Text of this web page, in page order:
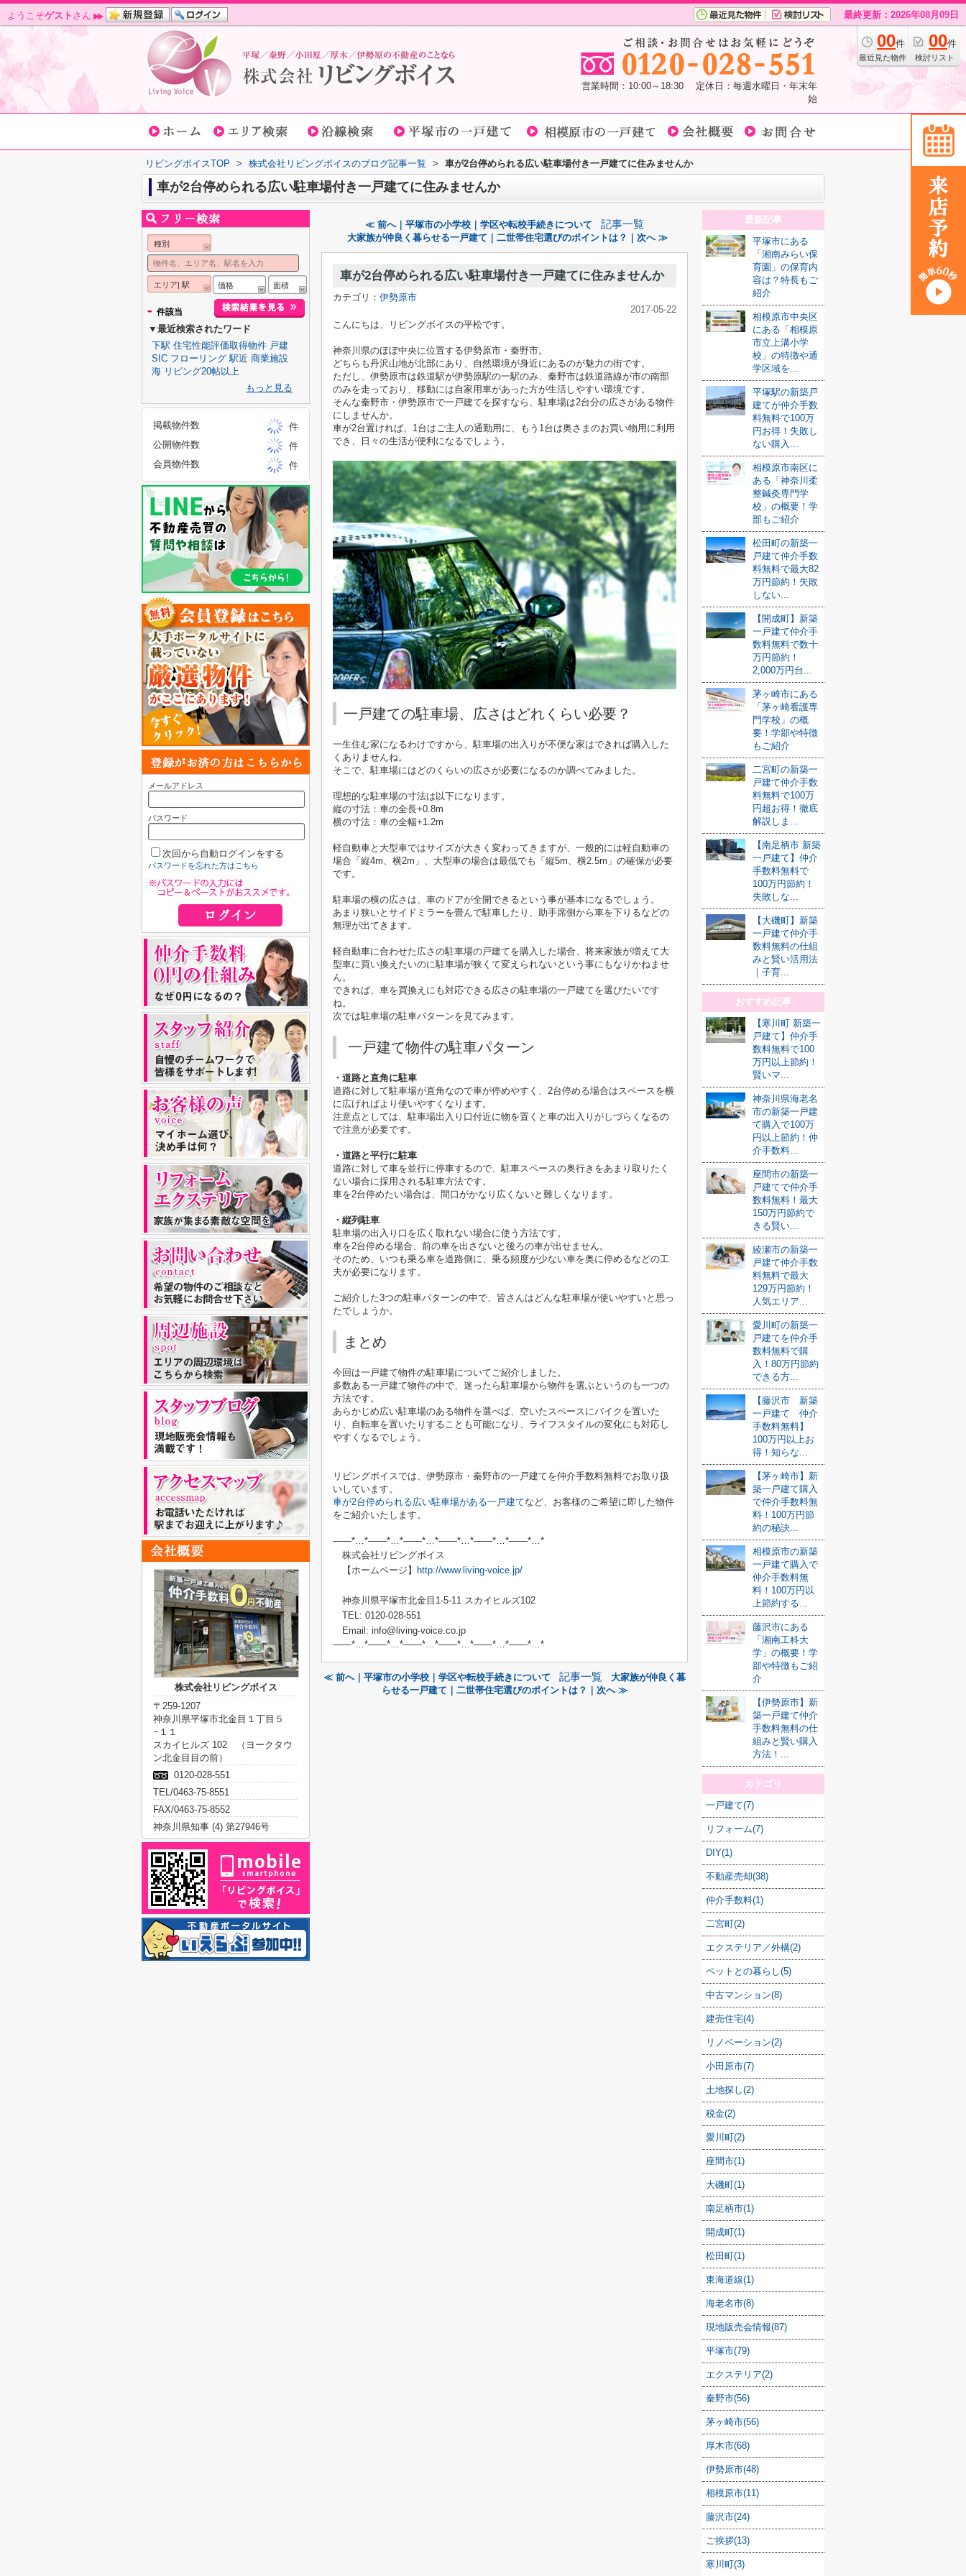
ようこそゲスト さん 最終更新：2026年08月09日
00件
最近見た物件
00件
検討リスト
営業時間：10:00～18:30 定休日：毎週水曜日・年末年
始
リビングボイスTOP > 株式会社リビングボイスのブログ記事一覧 > 車が2台停められる広い駐車場付き一戸建てに住みませんか
車が2台停められる広い駐車場付き一戸建てに住みませんか
≪ 前へ｜平塚市の小学校｜学区や転校手続きについて 記事一覧
大家族が仲良く暮らせる一戸建て｜二世帯住宅選びのポイントは？｜次へ ≫
車が2台停められる広い駐車場付き一戸建てに住みませんか
カテゴリ： 伊勢原市
2017-05-22
こんにちは、リビングボイスの平松です。
神奈川県のほぼ中央に位置する伊勢原市・秦野市。
どちらも丹沢山地が北部にあり、自然環境が身近にあるのが魅力の街です。
ただし、伊勢原市は鉄道駅が伊勢原駅の一駅のみ、秦野市は鉄道路線が市の南部
のみを走っており、移動には自家用車があった方が生活しやすい環境です。
そんな秦野市・伊勢原市で一戸建てを探すなら、駐車場は2台分の広さがある物件
にしませんか。
車が2台置ければ、 1台はご主人の通勤用に、もう 1台は奥さまのお買い物用に利用
でき、日々の生活が便利になるでしょう。
一戸建ての駐車場、広さはどれくらい必要？
一生住む家になるわけですから、駐車場の出入りが不便な家はできれば購入した
くありませんね。
そこで、駐車場にはどのくらいの広さが必要になるのか調べてみました。
理想的な駐車場の寸法は以下になります。
縦の寸法：車の全長+0.8m
横の寸法：車の全幅+1.2m
軽自動車と大型車ではサイズが大きく変わってきますが、一般的には軽自動車の
場合「縦4m、横2m 」、大型車の場合は最低でも「縦5m、横2.5m 」の確保が必要
です。
駐車場の横の広さは、車のドアが全開できるという事が基本になるでしょう。
あまり狭いとサイドミラーを畳んで駐車したり、助手席側から車を下りるなどの
無理が出てきます。
軽自動車に合わせた広さの駐車場の戸建てを購入した場合、将来家族が増えて大
型車に買い換えたいのに駐車場が狭くて変えられないという事にもなりかねませ
ん。
できれば、車を買換えにも対応できる広さの駐車場の一戸建てを選びたいです
ね。
次では駐車場の駐車パターンを見てみます。
一戸建て物件の駐車パターン
・道路と直角に駐車
道路に対して駐車場が直角なので車が停めやすく、 2台停める場合はスペースを横
に広げればより使いやすくなります。
注意点としては、駐車場出入り口付近に物を置くと車の出入りがしづらくなるの
で注意が必要です。
・道路と平行に駐車
道路に対して車を並行に停車するので、駐車スペースの奥行きをあまり取りたく
ない場合に採用される駐車方法です。
車を2台停めたい場合は、間口がかなり広くないと難しくなります。
・縦列駐車
駐車場の出入り口を広く取れない場合に使う方法です。
車を2台停める場合、前の車を出さないと後ろの車が出せません。
そのため、いつも乗る車を道路側に、乗る頻度が少ない車を奥に停めるなどの工
夫が必要になります。
ご紹介した3つの駐車パターンの中で、皆さんはどんな駐車場が使いやすいと思っ
たでしょうか。
まとめ
今回は一戸建て物件の駐車場についてご紹介しました。
多数ある一戸建て物件の中で、迷ったら駐車場から物件を選ぶというのも一つの
方法です。
あらかじめ広い駐車場のある物件を選べば、空いたスペースにバイクを置いた
り、自転車を置いたりすることも可能になり、ライフスタイルの変化にも対応し
やすくなるでしょう。
リビングボイスでは、伊勢原市・秦野市の一戸建てを仲介手数料無料でお取り扱
いしています。
車が2台停められる広い駐車場がある一戸建てなど、お客様のご希望に即した物件
をご紹介いたします。
——*…*——*…*——*…*——*…*——*…*——*…*
株式会社リビングボイス
【ホームページ】
http://www.living-voice.jp/
神奈川県平塚市北金目1-5-11 スカイヒルズ102
TEL: 0120-028-551
Email: info@living-voice.co.jp
——*…*——*…*——*…*——*…*——*…*——*…*
≪ 前へ｜平塚市の小学校｜学区や転校手続きについて 記事一覧
大家族が仲良く暮
らせる一戸建て｜二世帯住宅選びのポイントは？｜次へ ≫
最新記事
平塚市にある
「湘南みらい保
育園」の保育内
容は？特長もご
紹介
相模原市中央区
にある「相模原
市立上溝小学
校」の特徴や通
学区域を...
平塚駅の新築戸
建てが仲介手数
料無料で100万
円お得！失敗し
ない購入...
相模原市南区に
ある「神奈川柔
整鍼灸専門学
校」の概要！学
部もご紹介
松田町の新築一
戸建て仲介手数
料無料で最大82
万円節約！失敗
しない...
【開成町】新築
一戸建て仲介手
数料無料で数十
万円節約！
2,000万円台...
茅ヶ崎市にある
「茅ヶ崎看護専
門学校」の概
要！学部や特徴
もご紹介
二宮町の新築一
戸建て仲介手数
料無料で100万
円超お得！徹底
解説しま...
【南足柄市 新築
一戸建て】仲介
手数料無料で
100万円節約！
失敗しな...
【大磯町】新築
一戸建て仲介手
数料無料の仕組
みと賢い活用法
｜子育...
おすすめ記事
【寒川町 新築一
戸建て】仲介手
数料無料で100
万円以上節約！
賢いマ...
神奈川県海老名
市の新築一戸建
て購入で100万
円以上節約！仲
介手数料...
座間市の新築一
戸建てで仲介手
数料無料！最大
150万円節約で
きる賢い...
綾瀬市の新築一
戸建て仲介手数
料無料で最大
129万円節約！
人気エリア...
愛川町の新築一
戸建てを仲介手
数料無料で購
入！80万円節約
できる方...
【藤沢市 新築
一戸建て 仲介
手数料無料】
100万円以上お
得！知らな...
【茅ヶ崎市】新
築一戸建て購入
で仲介手数料無
料！100万円節
約の秘訣...
相模原市の新築
一戸建て購入で
仲介手数料無
料！100万円以
上節約する...
藤沢市にある
「湘南工科大
学」の概要！学
部や特徴もご紹
介
【伊勢原市】新
築一戸建て仲介
手数料無料の仕
組みと賢い購入
方法！...
カテゴリ
一戸建て(7)
リフォーム(7)
DIY(1)
不動産売却(38)
仲介手数料(1)
二宮町(2)
エクステリア／外構(2)
ペットとの暮らし(5)
中古マンション(8)
建売住宅(4)
リノベーション(2)
小田原市(7)
土地探し(2)
税金(2)
愛川町(2)
座間市(1)
大磯町(1)
南足柄市(1)
開成町(1)
松田町(1)
東海道線(1)
海老名市(8)
現地販売会情報(87)
平塚市(79)
エクステリア(2)
秦野市(56)
茅ヶ崎市(56)
厚木市(68)
伊勢原市(48)
相模原市(11)
藤沢市(24)
ご挨拶(13)
寒川町(3)
種別
エリア| 駅 価格 面積
- 件該当
▼最近検索されたワード
下駅 住宅性能評価取得物件 戸建
SIC フローリング 駅近 商業施設
海 リビング20帖以上
もっと見る
掲載物件数
件
公開物件数
件
会員物件数
件
メールアドレス
パスワード
次回から自動ログインをする
パスワードを忘れた方はこちら
株式会社リビングボイス
〒259-1207
神奈川県平塚市北金目１丁目５
−１１
スカイヒルズ 102 （ヨークタウ
ン北金目目の前）
0120-028-551
TEL/0463-75-8551
FAX/0463-75-8552
神奈川県知事 (4) 第27946号